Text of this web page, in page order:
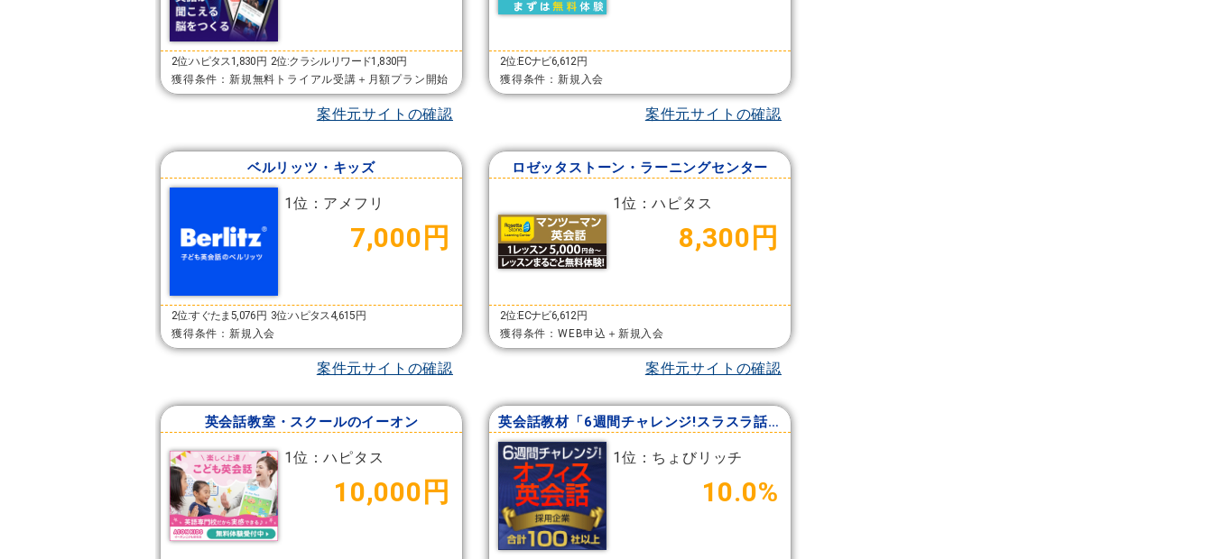
2位:ハピタス1,830円 2位:クラシルリワード1,830円
獲得条件：新規無料トライアル受講＋月額プラン開始
案件元サイトの確認
2位:ECナビ6,612円
獲得条件：新規入会
案件元サイトの確認
ベルリッツ・キッズ
1位：アメフリ
7,000円
2位:すぐたま5,076円 3位:ハピタス4,615円
獲得条件：新規入会
案件元サイトの確認
ロゼッタストーン・ラーニングセンター
1位：ハピタス
8,300円
2位:ECナビ6,612円
獲得条件：WEB申込＋新規入会
案件元サイトの確認
英会話教室・スクールのイーオン
1位：ハピタス
10,000円
英会話教材「6週間チャレンジ!スラスラ話せるオフィス英会話」
1位：ちょびリッチ
10.0%